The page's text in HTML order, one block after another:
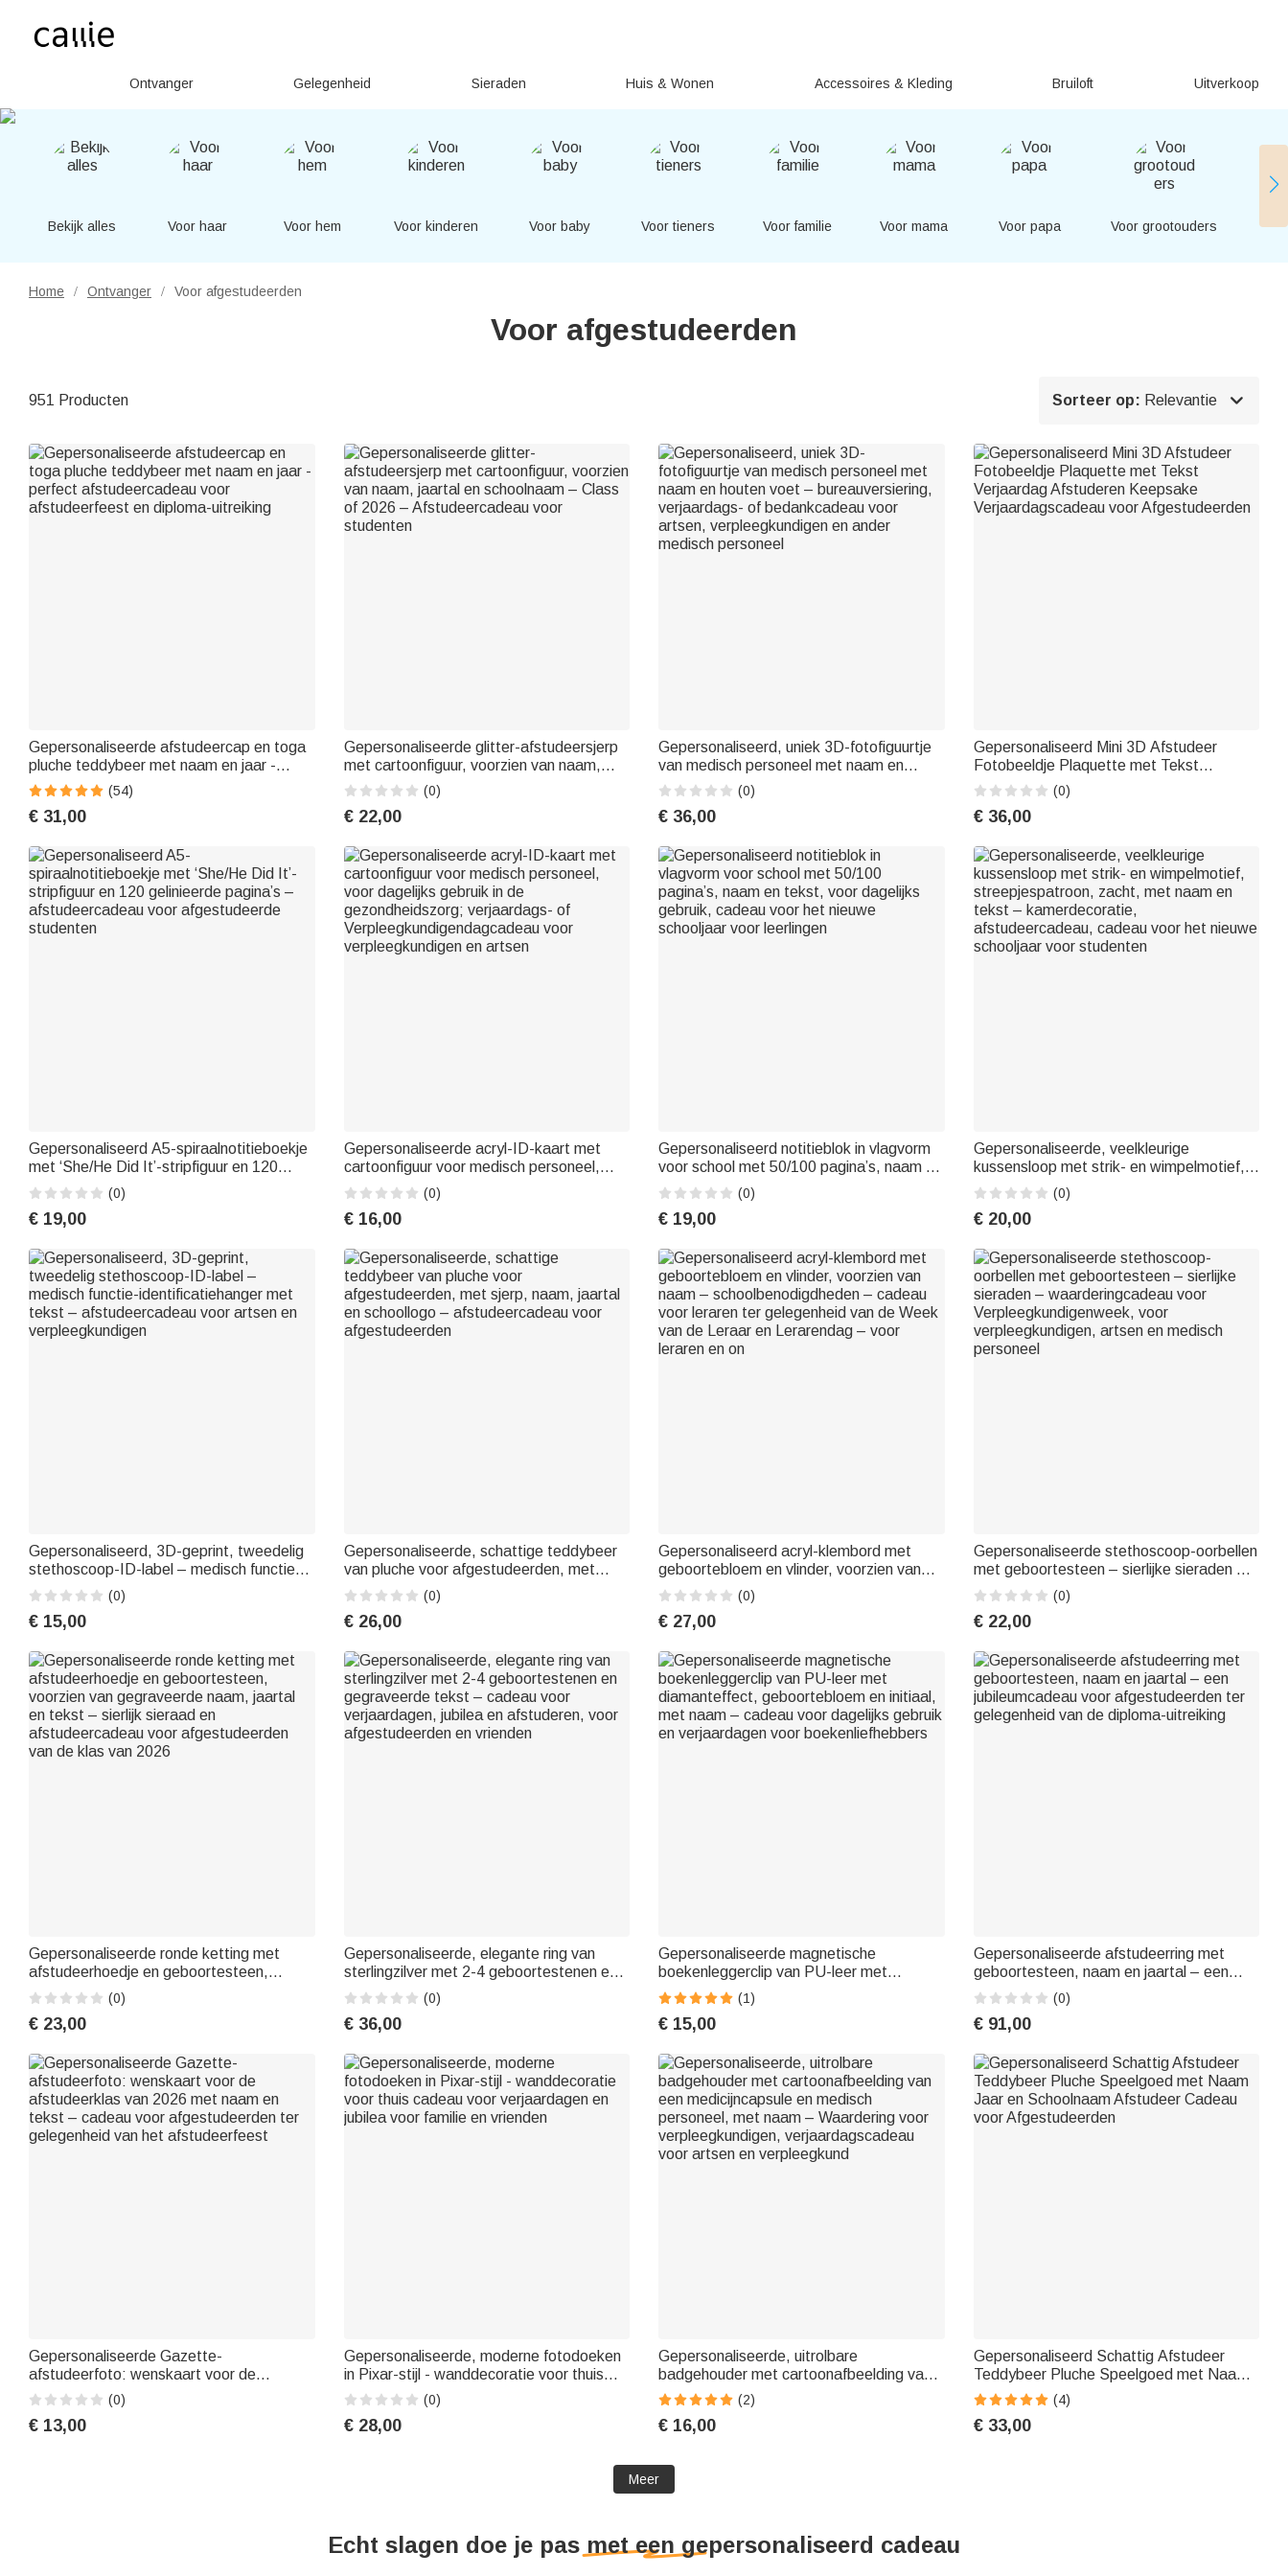
Ontvanger Gelegenheid Sieraden Huis & Wonen Accessoires & Kleding Bruiloft Uitverkoop
Bekijk alles Voor haar Voor hem Voor kinderen Voor baby Voor tieners Voor familie Voor mama Voor papa Voor grootouders
Home / Ontvanger / Voor afgestudeerden
Voor afgestudeerden
951 Producten Sorteer op: Relevantie 
Gepersonaliseerde afstudeercap en toga
pluche teddybeer met naam en jaar -
perfect afstudeercadeau voor
afstudeerfeest en diploma-uitreiking
(54)
€ 31,00
Gepersonaliseerde glitter-afstudeersjerp
met cartoonfiguur, voorzien van naam,
jaartal en schoolnaam – Class of 2026 –
Afstudeercadeau voor studenten
(0)
€ 22,00
Gepersonaliseerd, uniek 3D-fotofiguurtje
van medisch personeel met naam en
houten voet – bureauversiering,
verjaardags- of bedankcadeau voor
artsen, verpleegkundigen en ander
(0)
€ 36,00
Gepersonaliseerd Mini 3D Afstudeer
Fotobeeldje Plaquette met Tekst
Verjaardag Afstuderen Keepsake
Verjaardagscadeau voor Afgestudeerden
(0)
€ 36,00
Gepersonaliseerd A5-spiraalnotitieboekje
met ‘She/He Did It’-stripfiguur en 120
gelinieerde pagina’s – afstudeercadeau
voor afgestudeerde studenten
(0)
€ 19,00
Gepersonaliseerde acryl-ID-kaart met
cartoonfiguur voor medisch personeel,
voor dagelijks gebruik in de
gezondheidszorg; verjaardags- of
Verpleegkundigendagcadeau voor
(0)
€ 16,00
Gepersonaliseerd notitieblok in vlagvorm
voor school met 50/100 pagina’s, naam en
tekst, voor dagelijks gebruik, cadeau voor
het nieuwe schooljaar voor leerlingen
(0)
€ 19,00
Gepersonaliseerde, veelkleurige
kussensloop met strik- en wimpelmotief,
streepjespatroon, zacht, met naam en
tekst – kamerdecoratie,
afstudeercadeau, cadeau voor het nieuwe
(0)
€ 20,00
Gepersonaliseerd, 3D-geprint, tweedelig
stethoscoop-ID-label – medisch functie-
identificatiehanger met tekst –
afstudeercadeau voor artsen en
verpleegkundigen
(0)
€ 15,00
Gepersonaliseerde, schattige teddybeer
van pluche voor afgestudeerden, met
sjerp, naam, jaartal en schoollogo –
afstudeercadeau voor afgestudeerden
(0)
€ 26,00
Gepersonaliseerd acryl-klembord met
geboortebloem en vlinder, voorzien van
naam – schoolbenodigdheden – cadeau
voor leraren ter gelegenheid van de Week
van de Leraar en Lerarendag – voor
(0)
€ 27,00
Gepersonaliseerde stethoscoop-oorbellen
met geboortesteen – sierlijke sieraden –
waarderingcadeau voor
Verpleegkundigenweek, voor
verpleegkundigen, artsen en medisch
(0)
€ 22,00
Gepersonaliseerde ronde ketting met
afstudeerhoedje en geboortesteen,
voorzien van gegraveerde naam, jaartal
en tekst – sierlijk sieraad en
afstudeercadeau voor afgestudeerden
(0)
€ 23,00
Gepersonaliseerde, elegante ring van
sterlingzilver met 2-4 geboortestenen en
gegraveerde tekst – cadeau voor
verjaardagen, jubilea en afstuderen, voor
afgestudeerden en vrienden
(0)
€ 36,00
Gepersonaliseerde magnetische
boekenleggerclip van PU-leer met
diamanteffect, geboortebloem en initiaal,
met naam – cadeau voor dagelijks gebruik
en verjaardagen voor boekenliefhebbers
(1)
€ 15,00
Gepersonaliseerde afstudeerring met
geboortesteen, naam en jaartal – een
jubileumcadeau voor afgestudeerden ter
gelegenheid van de diploma-uitreiking
(0)
€ 91,00
Gepersonaliseerde Gazette-
afstudeerfoto: wenskaart voor de
afstudeerklas van 2026 met naam en
tekst – cadeau voor afgestudeerden ter
gelegenheid van het afstudeerfeest
(0)
€ 13,00
Gepersonaliseerde, moderne fotodoeken
in Pixar-stijl - wanddecoratie voor thuis
cadeau voor verjaardagen en jubilea voor
familie en vrienden
(0)
€ 28,00
Gepersonaliseerde, uitrolbare
badgehouder met cartoonafbeelding van
een medicijncapsule en medisch
personeel, met naam – Waardering voor
verpleegkundigen, verjaardagscadeau
(2)
€ 16,00
Gepersonaliseerd Schattig Afstudeer
Teddybeer Pluche Speelgoed met Naam
Jaar en Schoolnaam Afstudeer Cadeau
voor Afgestudeerden
(4)
€ 33,00
Meer
Echt slagen doe je pas met een gepersonaliseerd cadeau